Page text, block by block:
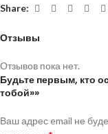
Share:
Отзывы
Отзывов пока нет.
Будьте первым, кто
тобой»»
Ваш адрес email не